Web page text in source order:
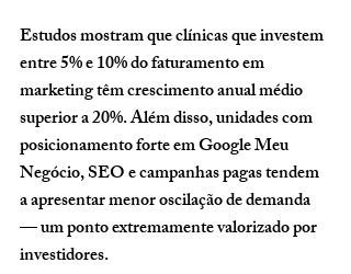
Estudos mostram que clínicas que investem
entre 5% e 10% do faturamento em
marketing têm crescimento anual médio
superior a 20%. Além disso, unidades com
posicionamento forte em Google Meu
Negócio, SEO e campanhas pagas tendem
a apresentar menor oscilação de demanda
— um ponto extremamente valorizado por
investidores.